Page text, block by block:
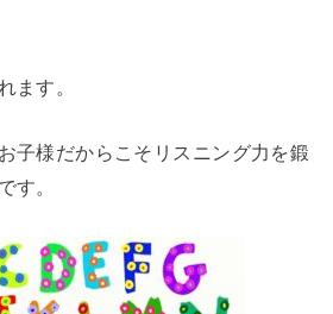
ます。
子様だからこそリスニング力を鍛
す。